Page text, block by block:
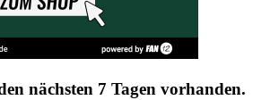
nächsten 7 Tagen vorhanden.